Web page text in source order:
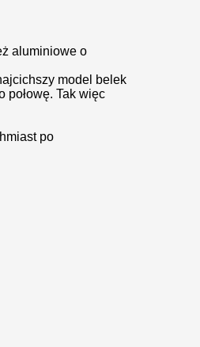
aluminiowe o
model belek
połowę. Tak więc
po